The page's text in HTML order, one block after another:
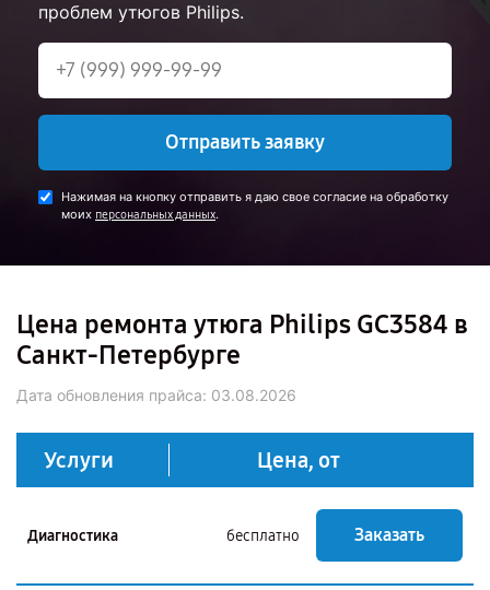
проблем утюгов Philips.
Отправить заявку
Нажимая на кнопку отправить я даю свое согласие на обработку
моих персональных данных.
Цена ремонта утюга Philips GC3584 в
Санкт-Петербурге
Дата обновления прайса: 03.08.2026
Услуги Цена, от
Диагностика бесплатно Заказать